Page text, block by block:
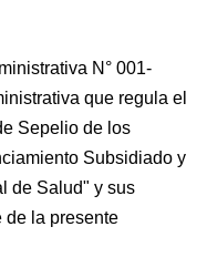
N° 001-
que regula el
Sepelio de los
Subsidiado y
de Salud" y sus
de la presente